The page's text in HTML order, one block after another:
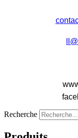
Recherche